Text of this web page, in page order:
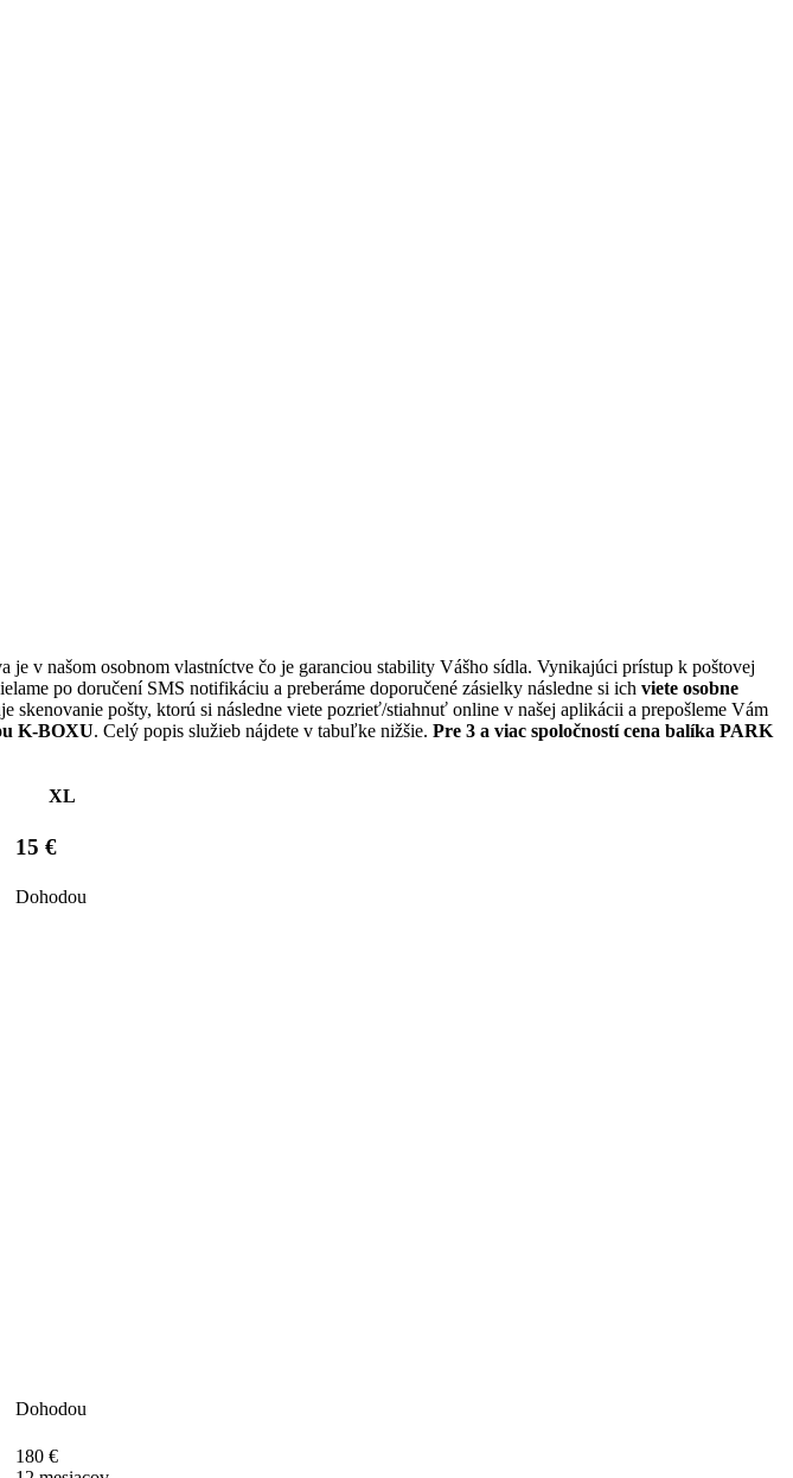
je v našom osobnom vlastníctve čo je garanciou stability Vášho sídla. Vynikajúci prístup k poštovej
po doručení SMS notifikáciu a preberáme doporučené zásielky následne si ich viete osobne
skenovanie pošty, ktorú si následne viete pozrieť/stiahnuť online v našej aplikácii a prepošleme Vám
K-BOXU. Celý popis služieb nájdete v tabuľke nižšie. Pre 3 a viac spoločností cena balíka PARK
XL
15 €
Dohodou
Dohodou
180 €